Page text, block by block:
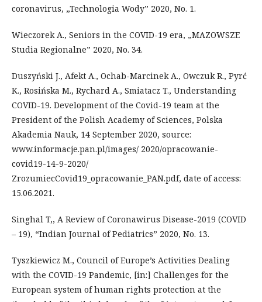
coronavirus, „Technologia Wody” 2020, No. 1.
Wieczorek A., Seniors in the COVID-19 era, „MAZOWSZE
Studia Regionalne” 2020, No. 34.
Duszyński J., Afekt A., Ochab-Marcinek A., Owczuk R., Pyrć
K., Rosińska M., Rychard A., Smiatacz T., Understanding
COVID-19. Development of the Covid-19 team at the
President of the Polish Academy of Sciences, Polska
Akademia Nauk, 14 September 2020, source:
www.informacje.pan.pl/images/ 2020/opracowanie-
covid19-14-9-2020/
ZrozumiecCovid19_opracowanie_PAN.pdf, date of access:
15.06.2021.
Singhal T,, A Review of Coronawirus Disease-2019 (COVID
– 19), “Indian Journal of Pediatrics” 2020, No. 13.
Tyszkiewicz M., Council of Europe’s Activities Dealing
with the COVID-19 Pandemic, [in:] Challenges for the
European system of human rights protection at the